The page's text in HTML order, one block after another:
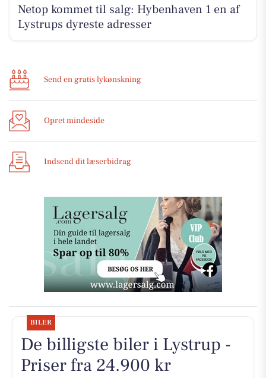
Netop kommet til salg: Hybenhaven 1 en af
Lystrups dyreste adresser
Send en gratis lykønskning
Opret mindeside
Indsend dit læserbidrag
BILER
De billigste biler i Lystrup -
Priser fra 24.900 kr